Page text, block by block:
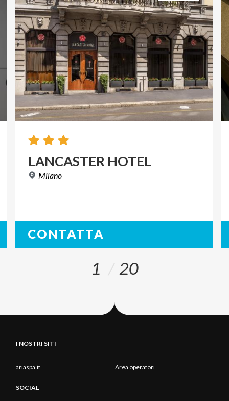
LANCASTER HOTEL
Milano
CONTATTA
1 20
I NOSTRI SITI
ariaspa.it Area operatori
SOCIAL